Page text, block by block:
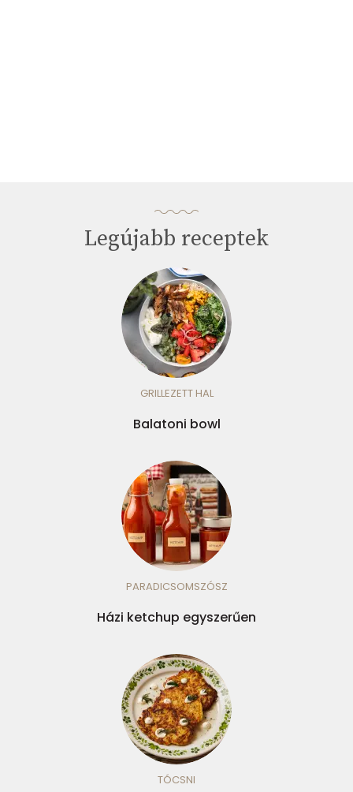
Legújabb receptek
GRILLEZETT HAL
Balatoni bowl
PARADICSOMSZÓSZ
Házi ketchup egyszerűen
TÓCSNI